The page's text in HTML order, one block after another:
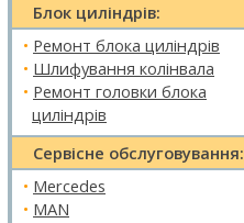
Блок циліндрів:
• Ремонт блока циліндрів
• Шлифування колінвала
• Ремонт головки блока
циліндрів
Сервісне обслуговування:
• Mercedes
• MAN